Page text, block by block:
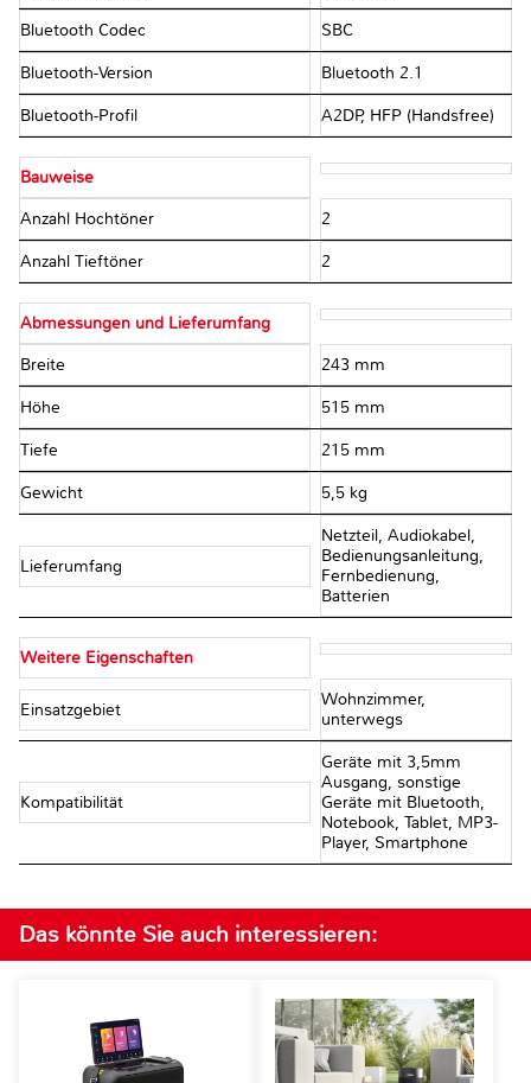
Bluetooth Codec SBC
Bluetooth-Version Bluetooth 2.1
Bluetooth-Profil A2DP, HFP (Handsfree)
Bauweise
Anzahl Hochtöner 2
Anzahl Tieftöner 2
Abmessungen und Lieferumfang
Breite 243 mm
Höhe 515 mm
Tiefe 215 mm
Gewicht 5,5 kg
Lieferumfang
Netzteil, Audiokabel,
Bedienungsanleitung,
Fernbedienung,
Batterien
Weitere Eigenschaften
Einsatzgebiet
Wohnzimmer,
unterwegs
Kompatibilität
Geräte mit 3,5mm
Ausgang, sonstige
Geräte mit Bluetooth,
Notebook, Tablet, MP3-
Player, Smartphone
Das könnte Sie auch interessieren: